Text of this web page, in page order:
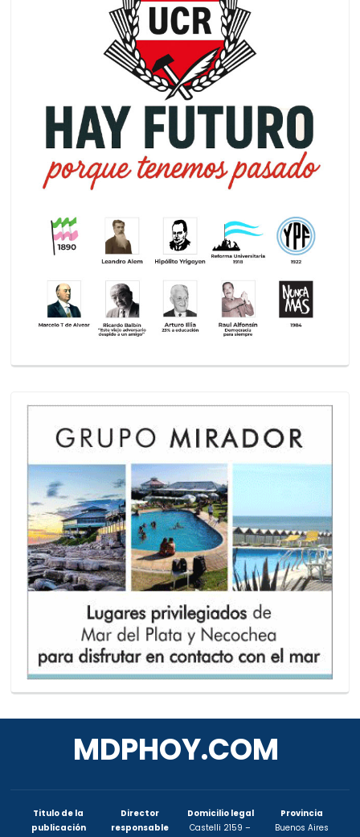
MDPHOY.COM
Titulo de la
publicación
Director
responsable
Domicilio legal
Castelli 2159 –
Provincia
Buenos Aires